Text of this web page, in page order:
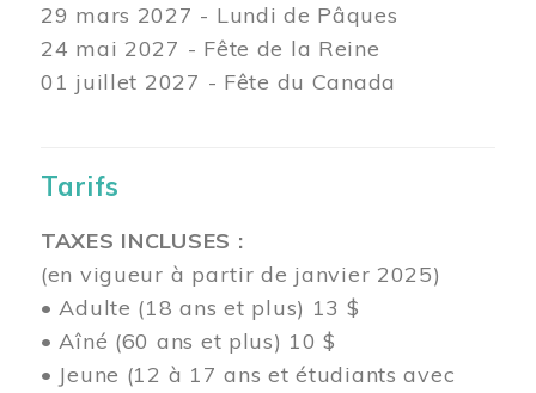
29 mars 2027 - Lundi de Pâques
24 mai 2027 - Fête de la Reine
01 juillet 2027 - Fête du Canada
Tarifs
TAXES INCLUSES :
(en vigueur à partir de janvier 2025)
• Adulte (18 ans et plus) 13 $
• Aîné (60 ans et plus) 10 $
• Jeune (12 à 17 ans et étudiants avec